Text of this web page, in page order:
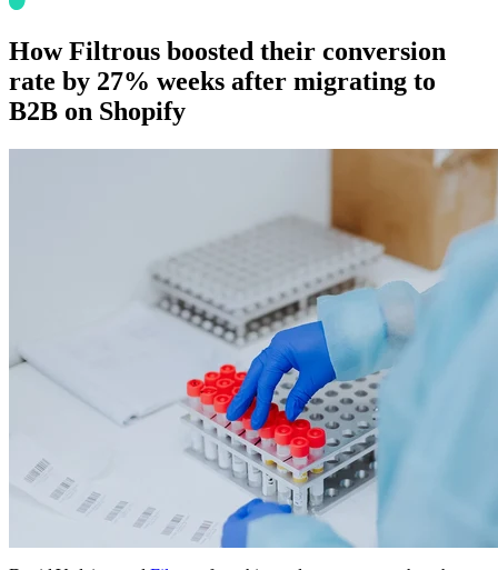
How Filtrous boosted their conversion
rate by 27% weeks after migrating to
B2B on Shopify